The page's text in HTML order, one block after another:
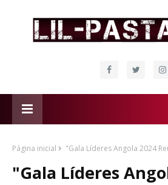
Página inicial "Gala Líderes Angola 2024
"Gala Líderes